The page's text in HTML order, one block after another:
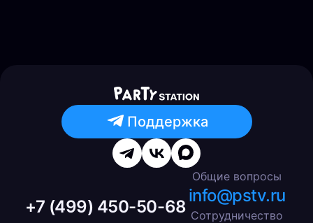
+7 (499) 450-50-68
Общие вопросы
info@pstv.ru
Сотрудничество
Поддержка